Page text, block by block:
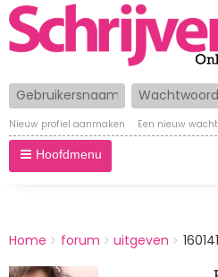
Gebruikersnaam Wachtwoord
Nieuw profiel aanmaken Een nieuw
Hoofdmenu
BREADCRUMBS
You
Home forum uitgeven 160141